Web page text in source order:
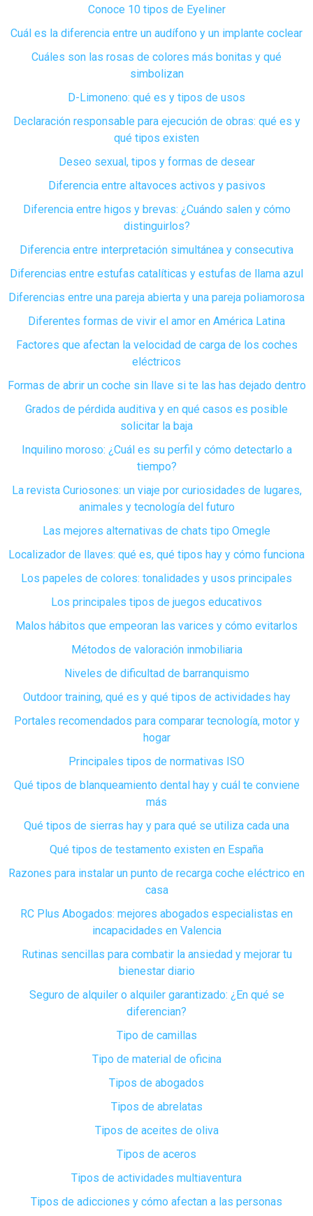
Conoce 10 tipos de Eyeliner
Cuál es la diferencia entre un audífono y un implante coclear
Cuáles son las rosas de colores más bonitas y qué
simbolizan
D-Limoneno: qué es y tipos de usos
Declaración responsable para ejecución de obras: qué es y
qué tipos existen
Deseo sexual, tipos y formas de desear
Diferencia entre altavoces activos y pasivos
Diferencia entre higos y brevas: ¿Cuándo salen y cómo
distinguirlos?
Diferencia entre interpretación simultánea y consecutiva
Diferencias entre estufas catalíticas y estufas de llama azul
Diferencias entre una pareja abierta y una pareja poliamorosa
Diferentes formas de vivir el amor en América Latina
Factores que afectan la velocidad de carga de los coches
eléctricos
Formas de abrir un coche sin llave si te las has dejado dentro
Grados de pérdida auditiva y en qué casos es posible
solicitar la baja
Inquilino moroso: ¿Cuál es su perfil y cómo detectarlo a
tiempo?
La revista Curiosones: un viaje por curiosidades de lugares,
animales y tecnología del futuro
Las mejores alternativas de chats tipo Omegle
Localizador de llaves: qué es, qué tipos hay y cómo funciona
Los papeles de colores: tonalidades y usos principales
Los principales tipos de juegos educativos
Malos hábitos que empeoran las varices y cómo evitarlos
Métodos de valoración inmobiliaria
Niveles de dificultad de barranquismo
Outdoor training, qué es y qué tipos de actividades hay
Portales recomendados para comparar tecnología, motor y
hogar
Principales tipos de normativas ISO
Qué tipos de blanqueamiento dental hay y cuál te conviene
más
Qué tipos de sierras hay y para qué se utiliza cada una
Qué tipos de testamento existen en España
Razones para instalar un punto de recarga coche eléctrico en
casa
RC Plus Abogados: mejores abogados especialistas en
incapacidades en Valencia
Rutinas sencillas para combatir la ansiedad y mejorar tu
bienestar diario
Seguro de alquiler o alquiler garantizado: ¿En qué se
diferencian?
Tipo de camillas
Tipo de material de oficina
Tipos de abogados
Tipos de abrelatas
Tipos de aceites de oliva
Tipos de aceros
Tipos de actividades multiaventura
Tipos de adicciones y cómo afectan a las personas